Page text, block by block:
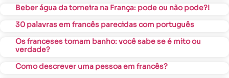
Beber água da torneira na França: pode ou não pode?!
30 palavras em francês parecidas com português
Os franceses tomam banho: você sabe se é mito ou
verdade?
Como descrever uma pessoa em francês?